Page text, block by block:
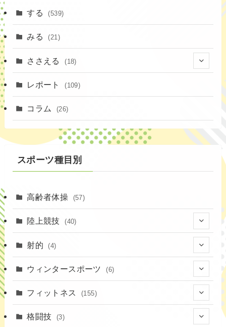
する (539)
みる (21)
ささえる (18)
(4)
(1)
レポート (109)
コラム (26)
スポーツ種目別
高齢者体操 (57)
陸上競技 (40)
(2)
射的 (4)
(4)
ウィンタースポーツ (6)
(6)
フィットネス (155)
格闘技 (3)